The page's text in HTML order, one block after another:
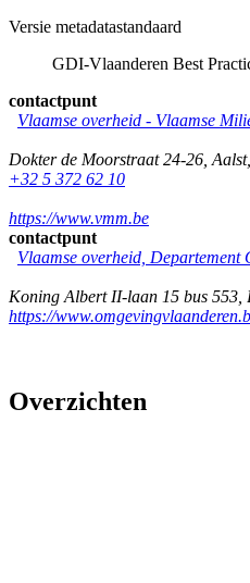
Versie metadatastandaard
GDI-Vlaanderen Best
contactpunt
Vlaamse overheid - Vlaamse
Dokter de Moorstraat 24-26 Aalst,
+32 5 372 62 10
https://www.vmm.be
contactpunt
Vlaamse overheid, Departement
Koning Albert II-laan 15 bus 553
https://
Overzichten